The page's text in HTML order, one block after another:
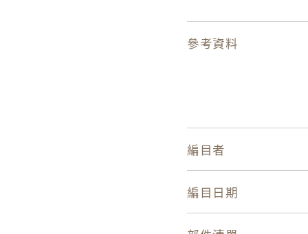
參考資料
編目者
編目日期